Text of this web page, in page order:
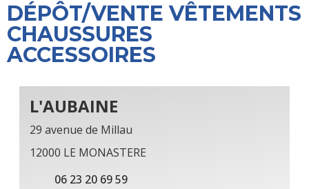
DÉPÔT/VENTE VÊTEMENTS
CHAUSSURES
ACCESSOIRES
L'AUBAINE
29 avenue de Millau
12000 LE MONASTERE
06 23 20 69 59